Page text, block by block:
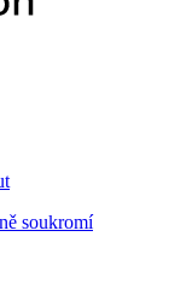
soukromí